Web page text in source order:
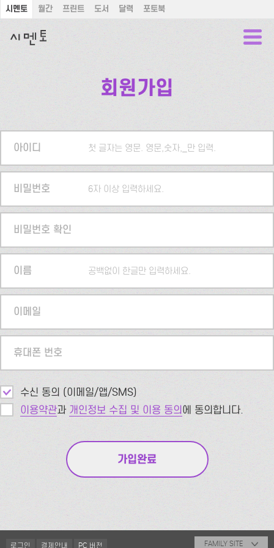
시멘토 월간 프린트 도서 달력 포토북
회원가입
아이디 첫 글자는 영문. 영문,숫자,_만 입력.
비밀번호 6자 이상 입력하세요.
비밀번호 확인
이름 공백없이 한글만 입력하세요.
이메일
휴대폰 번호
수신 동의 (이메일/앱/SMS)
이용약관과 개인정보 수집 및 이용 동의에 동의합니다.
로그인 결제안내 PC 버전 FAMILY SITE